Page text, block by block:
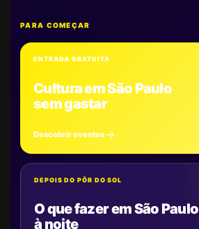
PARA COMEÇAR
ENTRADA GRATUITA
Cultura em São Paulo
sem gastar
Descobrir eventos
DEPOIS DO PÔR DO SOL
O que fazer em São Paulo
à noite